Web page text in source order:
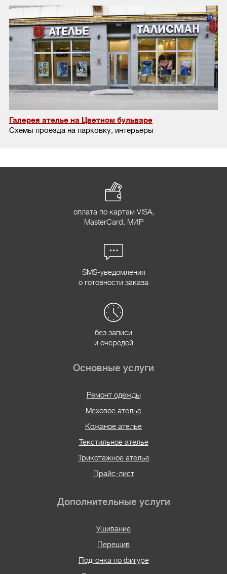
Галерея ателье на Цветном бульваре
Схемы проезда на парковку, интерьеры
оплата по картам VISA,
MasterCard, МИР
SMS-уведомления
о готовности заказа
без записи
и очередей
Основные услуги
Ремонт одежды
Меховое ателье
Кожаное ателье
Текстильное ателье
Трикотажное ателье
Прайс-лист
Дополнительные услуги
Ушивание
Перешив
Подгонка по фигуре